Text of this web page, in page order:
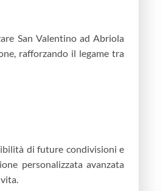
San Valentino ad Abriola
rafforzando il legame tra
di future condivisioni e
personalizzata avanzata